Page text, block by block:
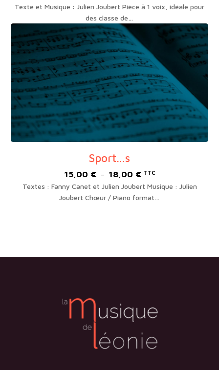
de
17,00 €
210,00 €
Texte et Musique : Julien Joubert Pièce à 1 voix, idéale pour
des classe de…
Sport…s
15,00 € – 18,00 €Plage
de
prix :
TTC
Textes : Fanny Canet et Julien Joubert Musique : Julien
Joubert Chœur / Piano format…